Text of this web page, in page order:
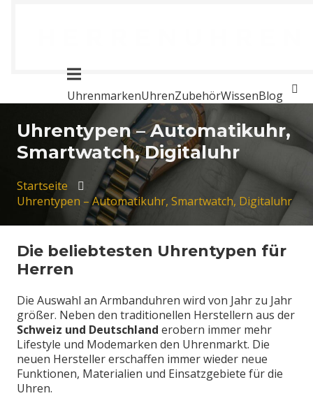
UhrenmarkenUhrenZubehörWissenBlog
Uhrentypen – Automatikuhr,
Smartwatch, Digitaluhr
Startseite
Uhrentypen – Automatikuhr, Smartwatch, Digitaluhr
Die beliebtesten Uhrentypen für
Herren
Die Auswahl an Armbanduhren wird von Jahr zu Jahr
größer. Neben den traditionellen Herstellern aus der
Schweiz und Deutschland erobern immer mehr
Lifestyle und Modemarken den Uhrenmarkt. Die
neuen Hersteller erschaffen immer wieder neue
Funktionen, Materialien und Einsatzgebiete für die
Uhren.